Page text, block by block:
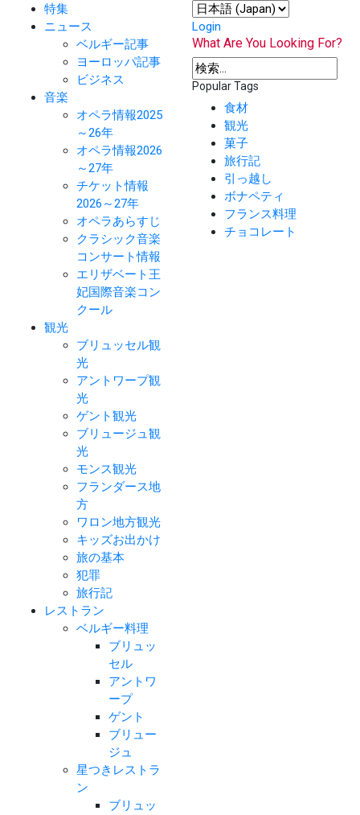
特集
ニュース
ベルギー記事
ヨーロッパ記事
ビジネス
音楽
オペラ情報2025
～26年
オペラ情報2026
～27年
チケット情報
2026～27年
オペラあらすじ
クラシック音楽
コンサート情報
エリザベート王
妃国際音楽コン
クール
観光
ブリュッセル観
光
アントワープ観
光
ゲント観光
ブリュージュ観
光
モンス観光
フランダース地
方
ワロン地方観光
キッズお出かけ
旅の基本
犯罪
旅行記
レストラン
ベルギー料理
ブリュッ
セル
アントワ
ープ
ゲント
ブリュー
ジュ
星つきレストラ
ン
ブリュッ
Login
What Are You Looking For?
Popular Tags
食材
観光
菓子
旅行記
引っ越し
ボナペティ
フランス料理
チョコレート